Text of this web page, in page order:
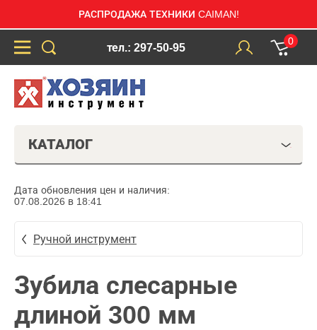
РАСПРОДАЖА ТЕХНИКИ CAIMAN!
тел.: 297-50-95
0
КАТАЛОГ
Дата обновления цен и наличия:
07.08.2026 в 18:41
Ручной инструмент
Зубила слесарные
длиной 300 мм